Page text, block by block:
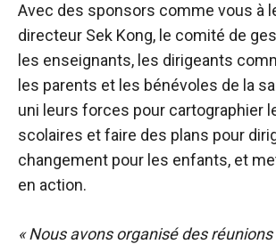
Avec des sponsors comme vous à
directeur Sek Kong, le comité de
les enseignants, les dirigeants
les parents et les bénévoles de la
uni leurs forces pour cartographier
scolaires et faire des plans pour
changement pour les enfants, et
en action.
«Nous avons organisé des réunions